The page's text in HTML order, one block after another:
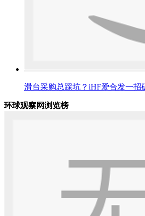
滑台采购总踩坑？iHF爱合发一招
环球观察网浏览榜